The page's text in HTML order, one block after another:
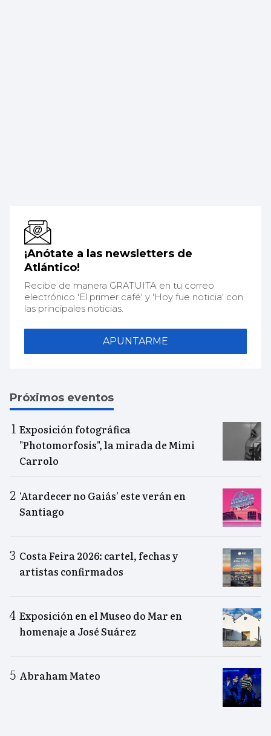
¡Anótate a las newsletters de
Atlántico!
Recibe de manera GRATUITA en tu correo
electrónico 'El primer café' y 'Hoy fue noticia' con
las principales noticias.
APUNTARME
Próximos eventos
Exposición fotográfica
"Photomorfosis", la mirada de Mimi
Carrolo
‘Atardecer no Gaiás’ este verán en
Santiago
Costa Feira 2026: cartel, fechas y
artistas confirmados
Exposición en el Museo do Mar en
homenaje a José Suárez
Abraham Mateo